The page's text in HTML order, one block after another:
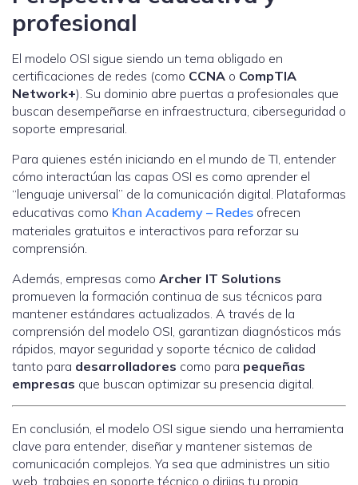
profesional
El modelo OSI sigue siendo un tema obligado en
certificaciones de redes (como CCNA o CompTIA
Network+). Su dominio abre puertas a profesionales que
buscan desempeñarse en infraestructura, ciberseguridad o
soporte empresarial.
Para quienes estén iniciando en el mundo de TI, entender
cómo interactúan las capas OSI es como aprender el
“lenguaje universal” de la comunicación digital. Plataformas
educativas como Khan Academy – Redes ofrecen
materiales gratuitos e interactivos para reforzar su
comprensión.
Además, empresas como Archer IT Solutions
promueven la formación continua de sus técnicos para
mantener estándares actualizados. A través de la
comprensión del modelo OSI, garantizan diagnósticos más
rápidos, mayor seguridad y soporte técnico de calidad
tanto para desarrolladores como para pequeñas
empresas que buscan optimizar su presencia digital.
En conclusión, el modelo OSI sigue siendo una herramienta
clave para entender, diseñar y mantener sistemas de
comunicación complejos. Ya sea que administres un sitio
web, trabajes en soporte técnico o dirijas tu propia